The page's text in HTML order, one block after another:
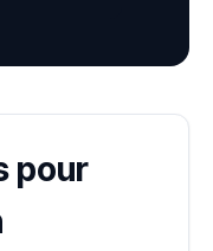
pour